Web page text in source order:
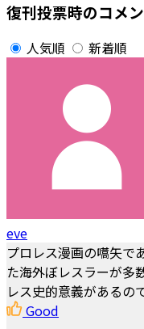
復刊投票時のコメ
人気順 新着順
eve
プロレス漫画の嚆矢で
た海外ぼレスラーが多
レス史的意義があるの
Good